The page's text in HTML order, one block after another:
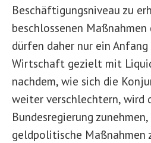
Beschäftigungsniveau zu
beschlossenen
dürfen daher nur ein Anfang
Wirtschaft gezielt mit
nachdem, wie sich die
weiter verschlechtern, wird
Bundesregierung
geldpolitische Maßnahmen